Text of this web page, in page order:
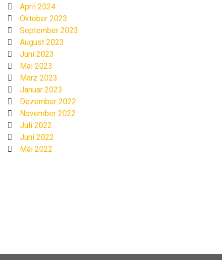
April 2024
Oktober 2023
September 2023
August 2023
Juni 2023
Mai 2023
März 2023
Januar 2023
Dezember 2022
November 2022
Juli 2022
Juni 2022
Mai 2022